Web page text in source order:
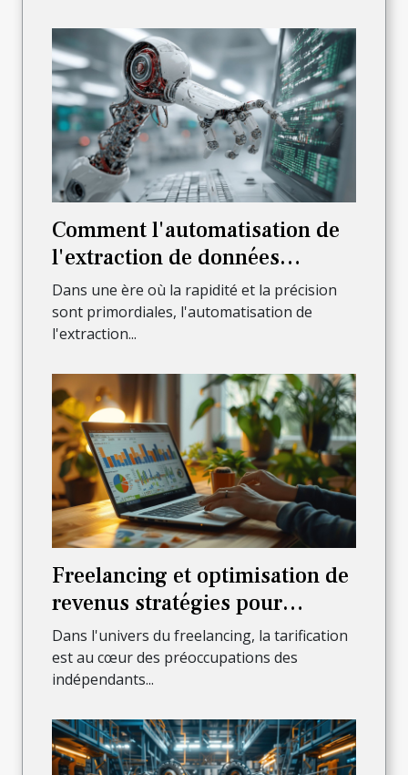
Comment l'automatisation de
l'extraction de données
révolutionne les industries
Dans une ère où la rapidité et la précision
sont primordiales, l'automatisation de
l'extraction...
Freelancing et optimisation de
revenus stratégies pour
maximiser votre tarification
Dans l'univers du freelancing, la tarification
est au cœur des préoccupations des
indépendants...